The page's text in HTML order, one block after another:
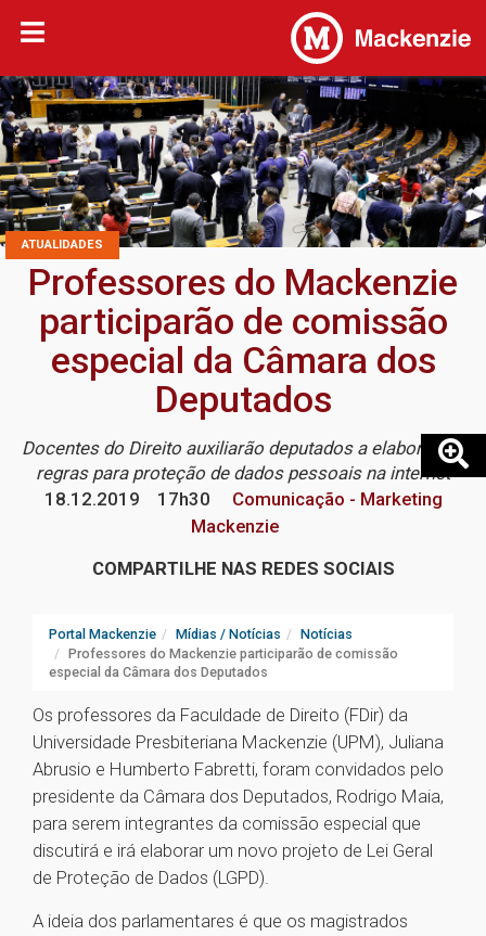
ATUALIDADES
Professores do Mackenzie
participarão de comissão
especial da Câmara dos
Deputados
Docentes do Direito auxiliarão deputados a elaborarem
regras para proteção de dados pessoais na internet
18.12.2019
17h30
Comunicação - Marketing
Mackenzie
COMPARTILHE NAS REDES SOCIAIS
Portal Mackenzie Mídias / Notícias
Notícias
Professores do Mackenzie participarão de comissão
especial da Câmara dos Deputados
Os professores da Faculdade de Direito (FDir) da
Universidade Presbiteriana Mackenzie (UPM), Juliana
Abrusio e Humberto Fabretti, foram convidados pelo
presidente da Câmara dos Deputados, Rodrigo Maia,
para serem integrantes da comissão especial que
discutirá e irá elaborar um novo projeto de Lei Geral
de Proteção de Dados (LGPD).
A ideia dos parlamentares é que os magistrados